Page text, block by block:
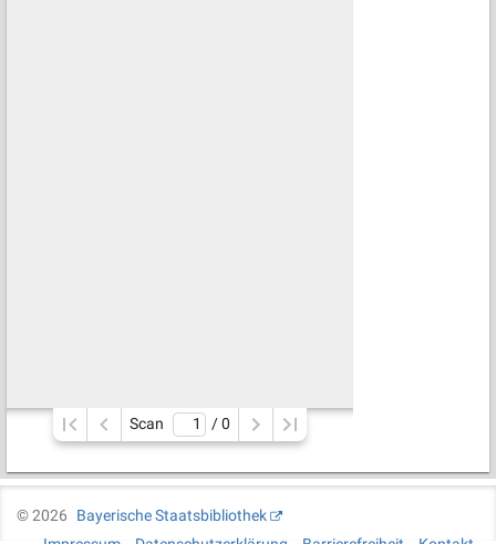
Scan / 0
©2026
Bayerische Staatsbibliothek